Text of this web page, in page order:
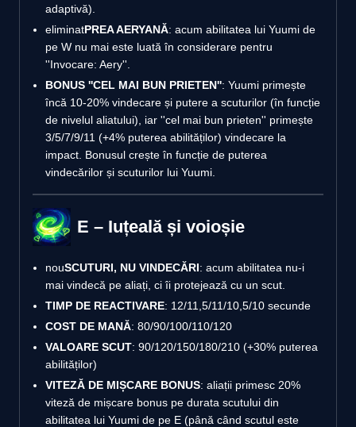
adaptivă).
eliminatPREA AERYANĂ: acum abilitatea lui Yuumi de
pe W nu mai este luată în considerare pentru
''Invocare: Aery''.
BONUS ''CEL MAI BUN PRIETEN'': Yuumi primește
încă 10-20% vindecare și putere a scuturilor (în funcție
de nivelul aliatului), iar ''cel mai bun prieten'' primește
3/5/7/9/11 (+4% puterea abilităților) vindecare la
impact. Bonusul crește în funcție de puterea
vindecărilor și scuturilor lui Yuumi.
E – Iuțeală și voioșie
nouSCUTURI, NU VINDECĂRI: acum abilitatea nu-i
mai vindecă pe aliați, ci îi protejează cu un scut.
TIMP DE REACTIVARE: 12/11,5/11/10,5/10 secunde
COST DE MANĂ: 80/90/100/110/120
VALOARE SCUT: 90/120/150/180/210 (+30% puterea
abilităților)
VITEZĂ DE MIȘCARE BONUS: aliații primesc 20%
viteză de mișcare bonus pe durata scutului din
abilitatea lui Yuumi de pe E (până când scutul este